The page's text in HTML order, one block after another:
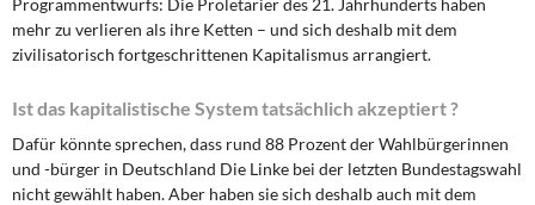
Programmentwurfs: Die Proletarier des 21. Jahrhunderts haben
mehr zu verlieren als ihre Ketten – und sich deshalb mit dem
zivilisatorisch fortgeschrittenen Kapitalismus arrangiert.
Ist das kapitalistische System tatsächlich akzeptiert ?
Dafür könnte sprechen, dass rund 88 Prozent der Wahlbürgerinnen
und -bürger in Deutschland Die Linke bei der letzten Bundestagswahl
nicht gewählt haben. Aber haben sie sich deshalb auch mit dem